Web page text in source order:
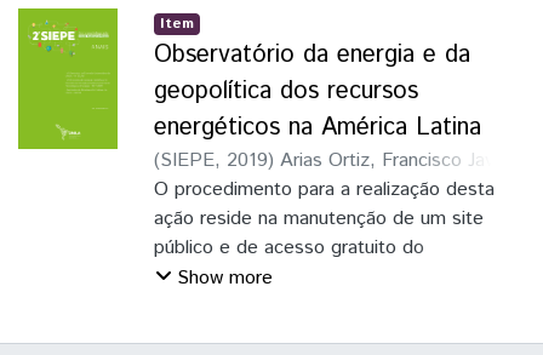
Item
Observatório da energia e da
geopolítica dos recursos
energéticos na América Latina
(SIEPE, 2019) Arias Ortiz, Francisco Javier
Oliveira, Lucas Kerr
O procedimento para a realização desta
ação reside na manutenção de um site
público e de acesso gratuito do
Observatório da Geopolítica da Energia e
Show more